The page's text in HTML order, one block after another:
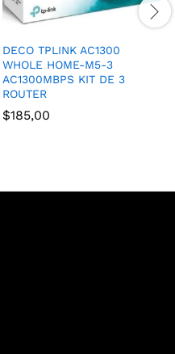
DECO TPLINK AC1300
WHOLE HOME-M5-3
AC1300MBPS KIT DE 3
ROUTER
$185,00